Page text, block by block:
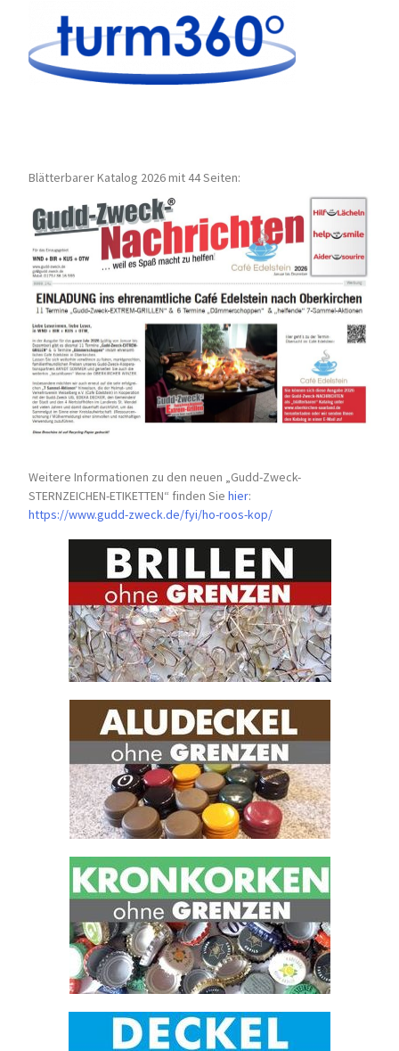
Blätterbarer Katalog 2026 mit 44 Seiten:
Weitere Informationen zu den neuen „Gudd-Zweck-
STERNZEICHEN-ETIKETTEN“ finden Siehier:
https://www.gudd-zweck.de/fyi/ho-roos-kop/